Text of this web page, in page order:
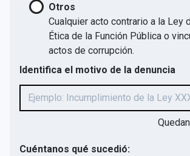
Otros
Cualquier acto contrario a la Ley
Ética de la Función Pública o
actos de corrupción.
Identifica el motivo de la denuncia
Quedan
Cuéntanos qué sucedió: